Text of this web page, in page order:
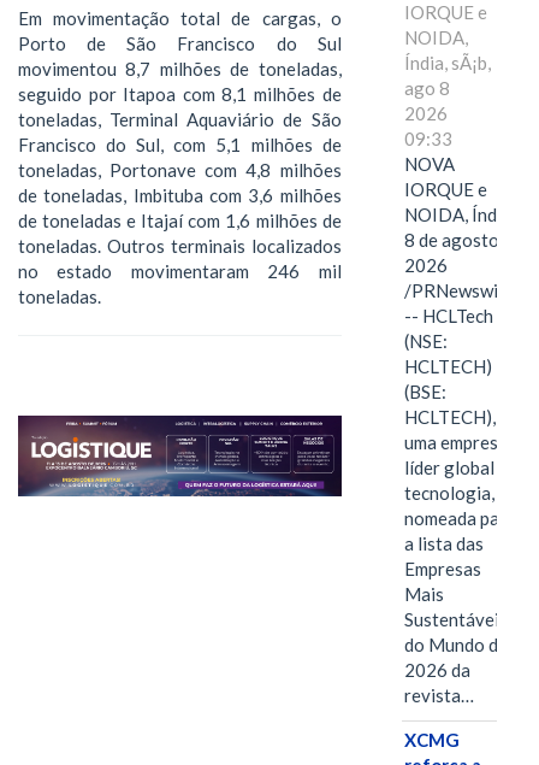
Em movimentação total de cargas, o
Porto de São Francisco do Sul
movimentou 8,7 milhões de toneladas,
seguido por Itapoa com 8,1 milhões de
toneladas, Terminal Aquaviário de São
Francisco do Sul, com 5,1 milhões de
toneladas, Portonave com 4,8 milhões
de toneladas, Imbituba com 3,6 milhões
de toneladas e Itajaí com 1,6 milhões de
toneladas. Outros terminais localizados
no estado movimentaram 246 mil
toneladas.
IORQUE e
NOIDA,
Índia, sÃ¡b,
ago 8
2026
09:33
NOVA
IORQUE e
NOIDA, Índia,
8 de agosto de
2026
/PRNewswire/
-- HCLTech
(NSE:
HCLTECH)
(BSE:
HCLTECH),
uma empresa
líder global em
tecnologia, foi
nomeada para
a lista das
Empresas
Mais
Sustentáveis
do Mundo de
2026 da
revista…
XCMG